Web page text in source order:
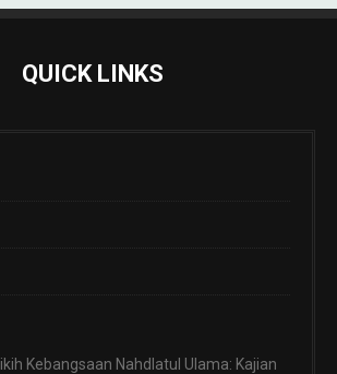
QUICK LINKS
Kebangsaan Nahdlatul Ulama: Kajian